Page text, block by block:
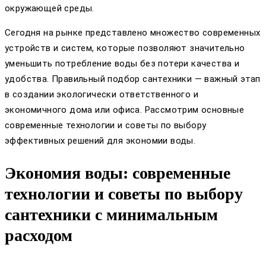
окружающей среды.
Сегодня на рынке представлено множество современных
устройств и систем, которые позволяют значительно
уменьшить потребление воды без потери качества и
удобства. Правильный подбор сантехники — важный этап
в создании экологически ответственного и
экономичного дома или офиса. Рассмотрим основные
современные технологии и советы по выбору
эффективных решений для экономии воды.
Экономия воды: современные
технологии и советы по выбору
сантехники с минимальным
расходом